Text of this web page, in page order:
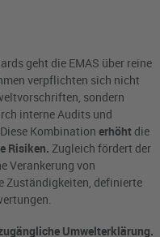
geht die EMAS über reine
verpflichten sich nicht
sondern
interne Audits und
Kombinationerhöht die
Risiken. Zugleich fördert der
Verankerung von
Zuständigkeiten, definierte
Umwelterklärung.